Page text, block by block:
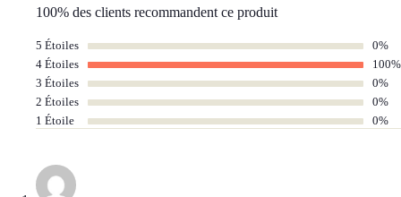
100% des clients recommandent ce produit
5 Étoiles
0%
4 Étoiles
100%
3 Étoiles
0%
2 Étoiles
0%
1 Étoile
0%